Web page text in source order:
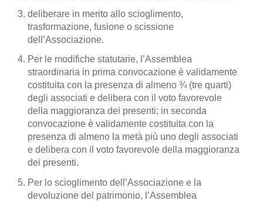
deliberare in merito allo scioglimento,
trasformazione, fusione o scissione
dell’Associazione.
Per le modifiche statutarie, l’Assemblea
straordinaria in prima convocazione è validamente
costituita con la presenza di almeno ¾ (tre quarti)
degli associati e delibera con il voto favorevole
della maggioranza dei presenti; in seconda
convocazione è validamente costituita con la
presenza di almeno la metà più uno degli associati
e delibera con il voto favorevole della maggioranza
dei presenti.
Per lo scioglimento dell’Associazione e la
devoluzione del patrimonio, l’Assemblea